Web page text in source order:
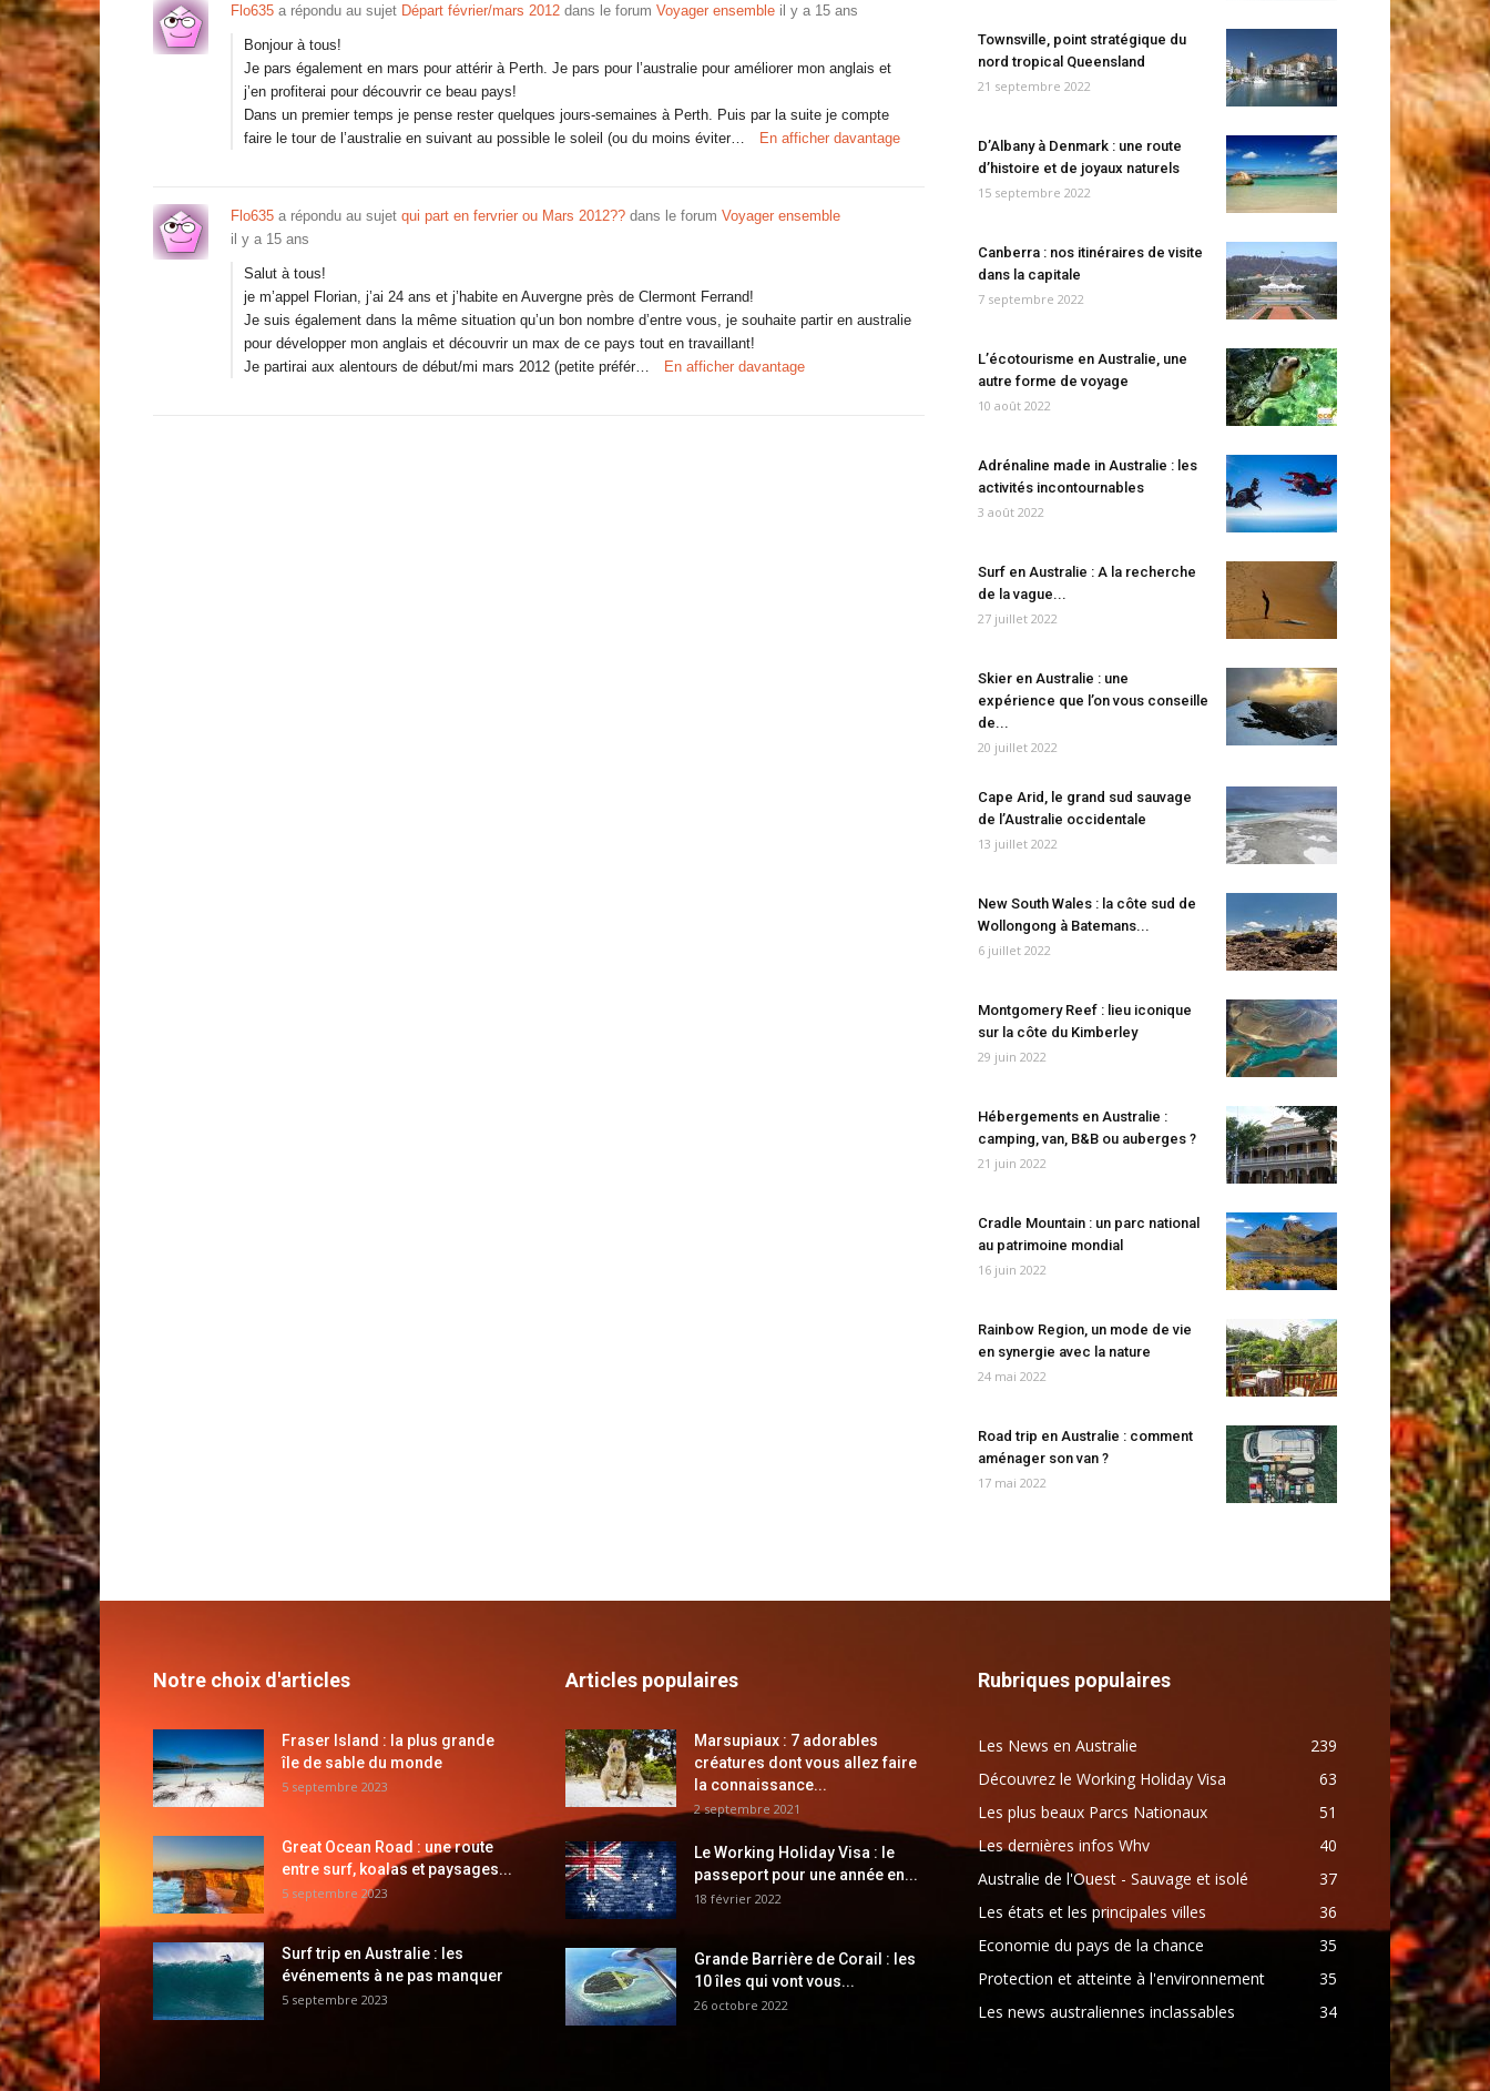
Flo635 a répondu au sujet Départ février/mars 2012 dans le forum Voyager ensemble il y a 15 ans
Bonjour à tous!
Je pars également en mars pour attérir à Perth. Je pars pour l’australie pour améliorer mon anglais et
j’en profiterai pour découvrir ce beau pays!
Dans un premier temps je pense rester quelques jours-semaines à Perth. Puis par la suite je compte
faire le tour de l’australie en suivant au possible le soleil (ou du moins éviter…
En afficher davantage
Flo635 a répondu au sujet qui part en fervrier ou Mars 2012?? dans le forum Voyager ensemble
il y a 15 ans
Salut à tous!
je m’appel Florian, j’ai 24 ans et j’habite en Auvergne près de Clermont Ferrand!
Je suis également dans la même situation qu’un bon nombre d’entre vous, je souhaite partir en australie
pour développer mon anglais et découvrir un max de ce pays tout en travaillant!
Je partirai aux alentours de début/mi mars 2012 (petite préfér…
En afficher davantage
Townsville, point stratégique du
nord tropical Queensland
21 septembre 2022
D’Albany à Denmark : une route
d’histoire et de joyaux naturels
15 septembre 2022
Canberra : nos itinéraires de visite
dans la capitale
7 septembre 2022
L’écotourisme en Australie, une
autre forme de voyage
10 août 2022
Adrénaline made in Australie : les
activités incontournables
3 août 2022
Surf en Australie : A la recherche
de la vague...
27 juillet 2022
Skier en Australie : une
expérience que l’on vous conseille
de...
20 juillet 2022
Cape Arid, le grand sud sauvage
de l’Australie occidentale
13 juillet 2022
New South Wales : la côte sud de
Wollongong à Batemans...
6 juillet 2022
Montgomery Reef : lieu iconique
sur la côte du Kimberley
29 juin 2022
Hébergements en Australie :
camping, van, B&B ou auberges ?
21 juin 2022
Cradle Mountain : un parc national
au patrimoine mondial
16 juin 2022
Rainbow Region, un mode de vie
en synergie avec la nature
24 mai 2022
Road trip en Australie : comment
aménager son van ?
17 mai 2022
Notre choix d'articles
Fraser Island : la plus grande
île de sable du monde
5 septembre 2023
Great Ocean Road : une route
entre surf, koalas et paysages...
5 septembre 2023
Surf trip en Australie : les
événements à ne pas manquer
5 septembre 2023
Articles populaires
Marsupiaux : 7 adorables
créatures dont vous allez faire
la connaissance...
2 septembre 2021
Le Working Holiday Visa : le
passeport pour une année en...
18 février 2022
Grande Barrière de Corail : les
10 îles qui vont vous...
26 octobre 2022
Rubriques populaires
Les News en Australie
239
Découvrez le Working Holiday Visa
63
Les plus beaux Parcs Nationaux
51
Les dernières infos Whv
40
Australie de l'Ouest - Sauvage et isolé
37
Les états et les principales villes
36
Economie du pays de la chance
35
Protection et atteinte à l'environnement
35
Les news australiennes inclassables
34